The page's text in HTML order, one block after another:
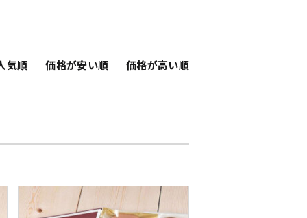
気順 価格が安い順 価格が高い順